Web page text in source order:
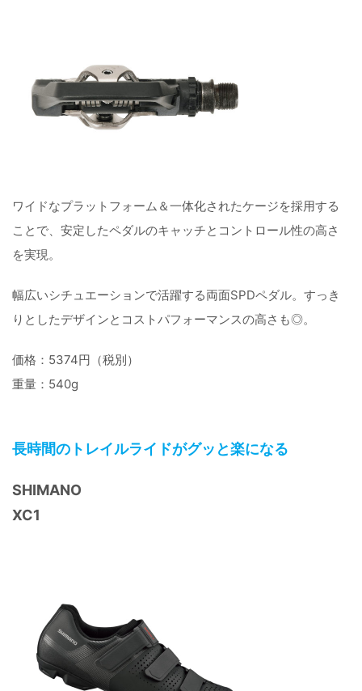
ワイドなプラットフォーム＆一体化されたケージを採用する
ことで、安定したペダルのキャッチとコントロール性の高さ
を実現。
幅広いシチュエーションで活躍する両面SPDペダル。すっき
りとしたデザインとコストパフォーマンスの高さも◎。
価格：5374円（税別）
重量：540g
長時間のトレイルライドがグッと楽になる
SHIMANO
XC1